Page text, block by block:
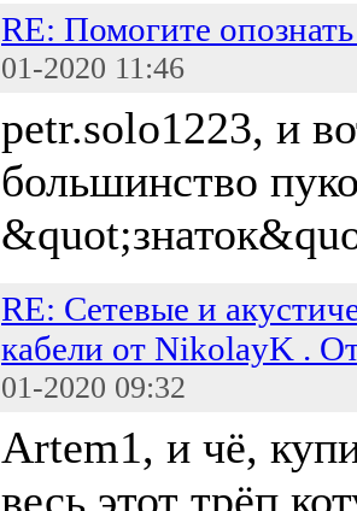
RE: Помогите
01-2020 11:46
petr.solo1223, и
большинство
RE: Сетевые и
кабели от NikolayK .
01-2020 09:32
Artem1, и чё,
весь этот трёп